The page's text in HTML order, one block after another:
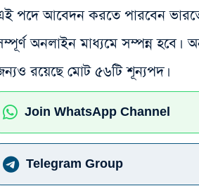
পদে আবেদন করতে পারবেন
অনলাইন মাধ্যমে সম্পন্ন হবে।
রয়েছে মোট ৫৬টি শূন্যপদ।
Join WhatsApp Channel
Telegram Group